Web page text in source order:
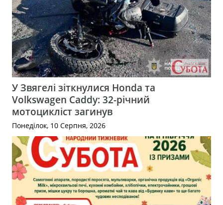
У Звягелі зіткнулися Honda та
Volkswagen Caddy: 32-річний
мотоцикліст загинув
Понеділок, 10 Серпня, 2026